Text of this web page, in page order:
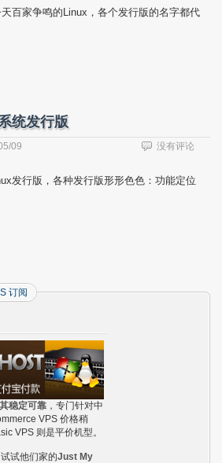
百家争鸣的Linux，各个发行版的名字都代
统发行版
09 没有评论
发行版，各种发行版形形色色：功能定位
订阅
稳定可靠 ，专门针对中
VPS 价格稍
VPS 则是平价机型。
试他们家的Just My